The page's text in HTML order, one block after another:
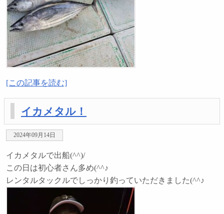
[この記事を読む]
イカメタル！
2024年09月14日
イカメタルで出船(^^)/
この日は初心者さん多め(^^♪
レンタルタックルでしっかり釣っていただきました(^^♪